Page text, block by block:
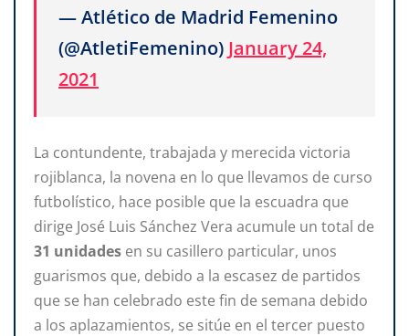
— Atlético de Madrid Femenino
(@AtletiFemenino) January 24,
2021
La contundente, trabajada y merecida victoria
rojiblanca, la novena en lo que llevamos de curso
futbolístico, hace posible que la escuadra que
dirige José Luis Sánchez Vera acumule un total de
31 unidades en su casillero particular, unos
guarismos que, debido a la escasez de partidos
que se han celebrado este fin de semana debido
a los aplazamientos, se sitúe en el tercer puesto